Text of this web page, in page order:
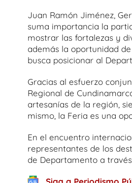
Juan Ramón Jiménez,
suma importancia la
mostrar las fortalezas y
además la oportunidad
busca posicionar al
Gracias al esfuerzo
Regional de
artesanías de la región,
mismo, la Feria es una
En el encuentro
representantes de los
de Departamento a